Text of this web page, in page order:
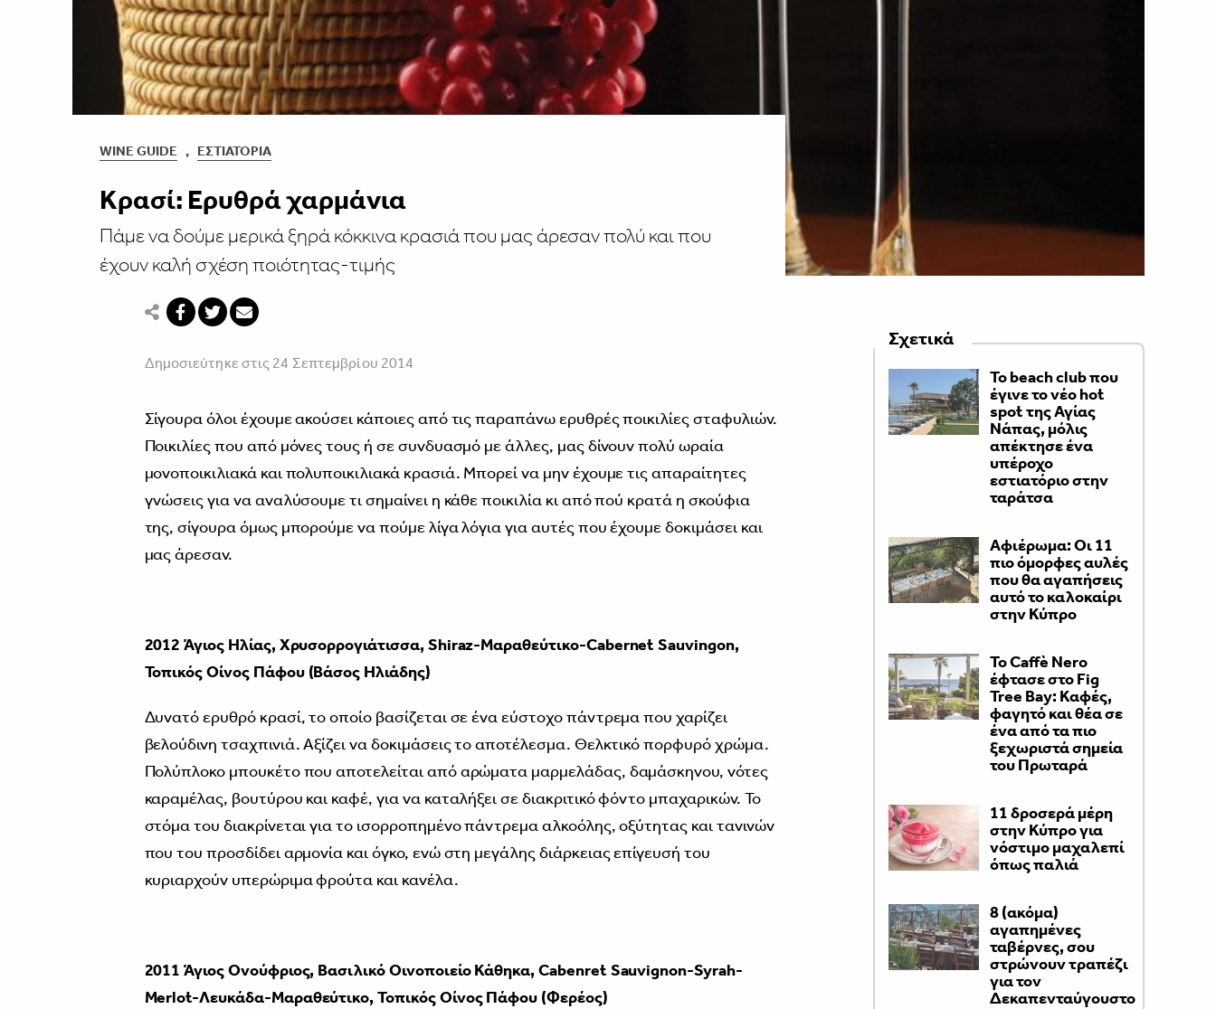
WINE GUIDE , ΕΣΤΙΑΤΌΡΙΑ
Κρασί: Ερυθρά χαρμάνια
Πάμε να δούμε μερικά ξηρά κόκκινα κρασιά που μας άρεσαν πολύ και που
έχουν καλή σχέση ποιότητας-τιμής
Δημοσιεύτηκε στις 24 Σεπτεμβρίου 2014
Σίγουρα όλοι έχουμε ακούσει κάποιες από τις παραπάνω ερυθρές ποικιλίες σταφυλιών.
Ποικιλίες που από μόνες τους ή σε συνδυασμό με άλλες, μας δίνουν πολύ ωραία
μονοποικιλιακά και πολυποικιλιακά κρασιά. Μπορεί να μην έχουμε τις απαραίτητες
γνώσεις για να αναλύσουμε τι σημαίνει η κάθε ποικιλία κι από πού κρατά η σκούφια
της, σίγουρα όμως μπορούμε να πούμε λίγα λόγια για αυτές που έχουμε δοκιμάσει και
μας άρεσαν.
2012 Άγιος Ηλίας, Χρυσορρογιάτισσα, Shiraz-Μαραθεύτικο-Cabernet Sauvingon,
Τοπικός Οίνος Πάφου (Βάσος Ηλιάδης)
Δυνατό ερυθρό κρασί, το οποίο βασίζεται σε ένα εύστοχο πάντρεμα που χαρίζει
βελούδινη τσαχπινιά. Αξίζει να δοκιμάσεις το αποτέλεσμα. Θελκτικό πορφυρό χρώμα.
Πολύπλοκο μπουκέτο που αποτελείται από αρώματα μαρμελάδας, δαμάσκηνου, νότες
καραμέλας, βουτύρου και καφέ, για να καταλήξει σε διακριτικό φόντο μπαχαρικών. Το
στόμα του διακρίνεται για το ισορροπημένο πάντρεμα αλκοόλης, οξύτητας και τανινών
που του προσδίδει αρμονία και όγκο, ενώ στη μεγάλης διάρκειας επίγευσή του
κυριαρχούν υπερώριμα φρούτα και κανέλα.
2011 Άγιος Ονούφριος, ΒασιλικόΟινοποιείο Κάθηκα, CabenretSauvignon-Syrah-
Merlot-Λευκάδα-Μαραθεύτικο, Τοπικός Οίνος Πάφου (Φερέος)
Σχετικά
Το beach club που
έγινε το νέο hot
spot της Αγίας
Νάπας, μόλις
απέκτησε ένα
υπέροχο
εστιατόριο στην
ταράτσα
Αφιέρωμα: Οι 11
πιο όμορφες αυλές
που θα αγαπήσεις
αυτό το καλοκαίρι
στην Κύπρο
Το Caffè Nero
έφτασε στο Fig
Tree Bay: Καφές,
φαγητό και θέα σε
ένα από τα πιο
ξεχωριστά σημεία
του Πρωταρά
11 δροσερά μέρη
στην Κύπρο για
νόστιμο μαχαλεπί
όπως παλιά
8 (ακόμα)
αγαπημένες
ταβέρνες, σου
στρώνουν τραπέζι
για τον
Δεκαπενταύγουστο